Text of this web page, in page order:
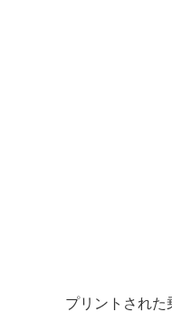
プリントされた